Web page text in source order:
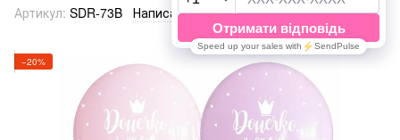
Артикул: SDR-73B Написати відгук
−20%